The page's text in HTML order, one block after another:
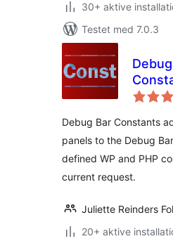
30+ aktive
Testet med 7.0.3
Debug Bar Constants
panels to the Debug
defined WP and PHP
current request.
Juliette Reinders
20+ aktive